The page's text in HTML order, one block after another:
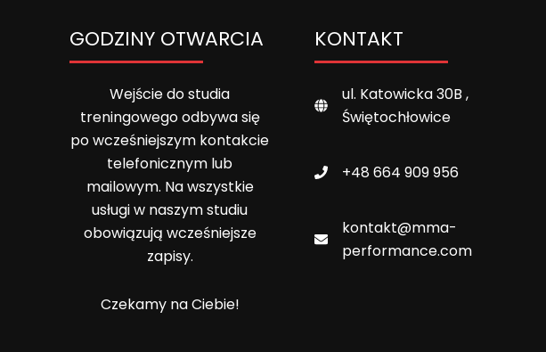
GODZINY OTWARCIA
Wejście do studia
treningowego odbywa się
po wcześniejszym kontakcie
telefonicznym lub
mailowym. Na wszystkie
usługi w naszym studiu
obowiązują wcześniejsze
zapisy.
Czekamy na Ciebie!
KONTAKT
ul. Katowicka 30B ,
Świętochłowice
+48 664 909 956
kontakt@mma-
performance.com